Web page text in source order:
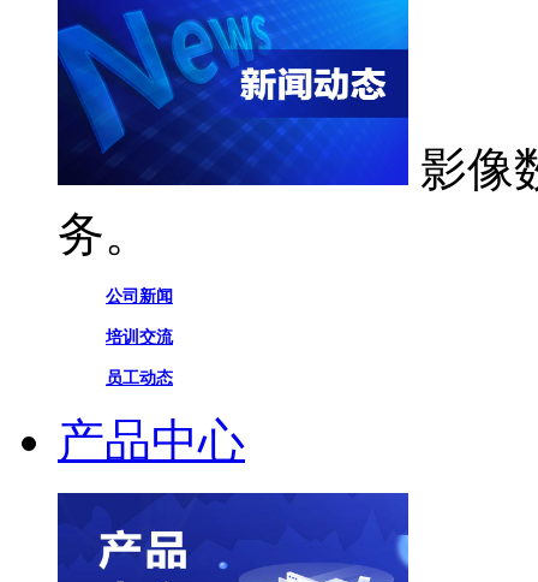
影像
务。
公司新闻
培训交流
员工动态
产品中心